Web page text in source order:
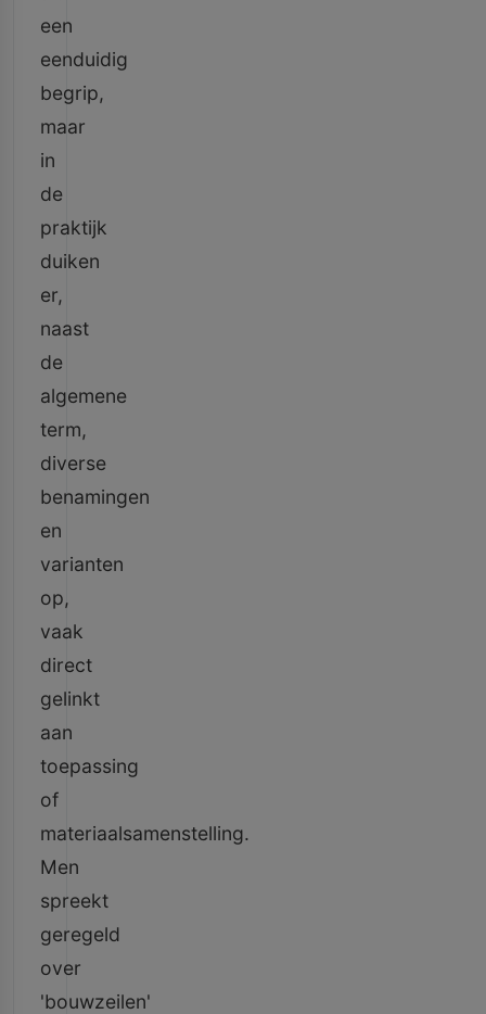
een
eenduidig
begrip,
maar
in
de
praktijk
duiken
er,
naast
de
algemene
term,
diverse
benamingen
en
varianten
op,
vaak
direct
gelinkt
aan
toepassing
of
materiaalsamenstelling.
Men
spreekt
geregeld
over
'bouwzeilen'